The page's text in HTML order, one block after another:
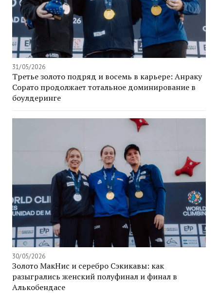
31/05/2026
Третье золото подряд и восемь в карьере: Анраку
Сорато продолжает тотальное доминирование в
боулдеринге
30/05/2026
Золото МакНис и серебро Сэкикавы: как
разыгрались женский полуфинал и финал в
Алькобендасе